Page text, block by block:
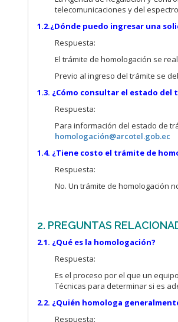
telecomunicaciones y del
1.2.¿Dónde puedo ingresar una
Respuesta:
El trámite de homologación se
Previo al ingreso del trámite se
1.3. ¿Cómo consultar el estado
Respuesta:
Para información del estado de
homologación@arcotel.gob.ec
1.4. ¿Tiene costo el trámite de
Respuesta:
No. Un trámite de homologación
2. PREGUNTAS
2.1. ¿Qué es la homologación?
Respuesta:
Es el proceso por el que un
Técnicas para determinar si es
2.2. ¿Quién homologa
Respuesta: